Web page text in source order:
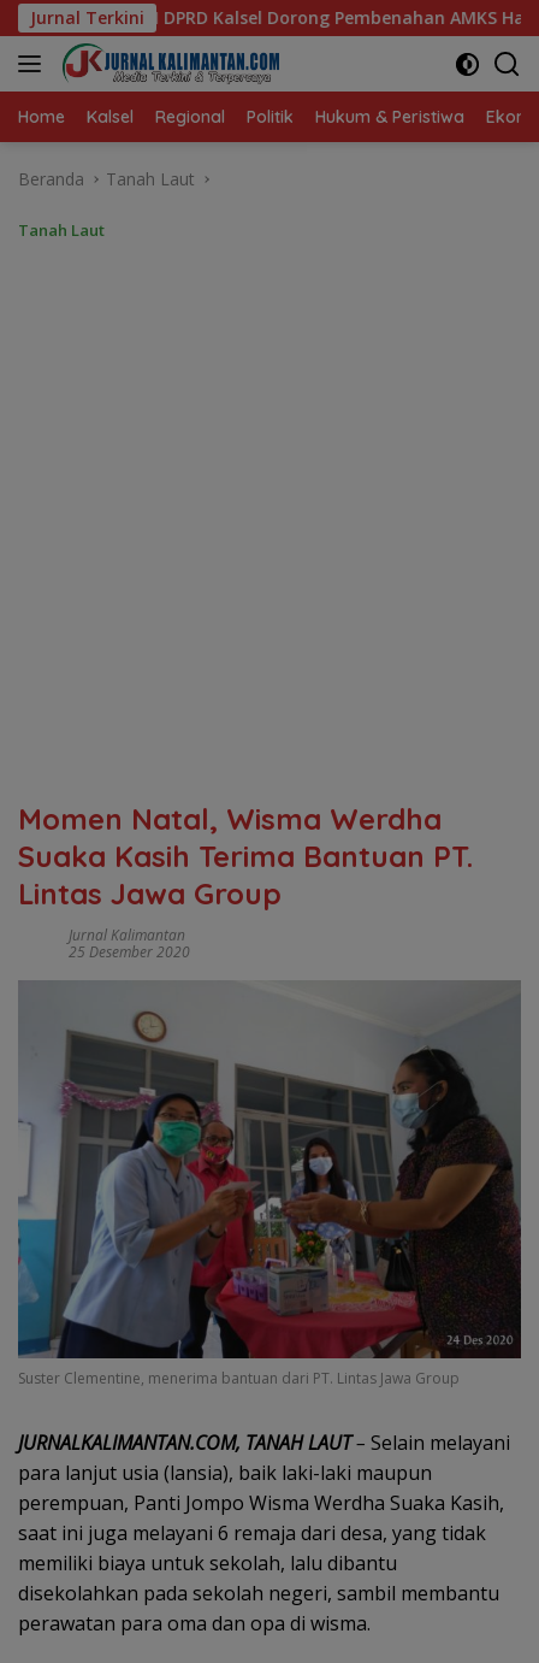
Langsung
ke
konten
Jurnal Terkini
Pembenahan AMKS Hasanuddin Ketua TP PKK
Home Kalsel Regional Politik Hukum & Peristiwa
Beranda Tanah Laut
Tanah Laut
Momen Natal, Wisma Werdha
Suaka Kasih Terima Bantuan PT.
Lintas Jawa Group
Jurnal Kalimantan
25 Desember 2020
Suster Clementine, menerima bantuan dari PT. Lintas Jawa Group
JURNALKALIMANTAN.COM, TANAH LAUT– Selain melayani
para lanjut usia (lansia), baik laki-laki maupun
perempuan, Panti Jompo Wisma Werdha Suaka Kasih,
saat ini juga melayani 6 remaja dari desa, yang tidak
memiliki biaya untuk sekolah, lalu dibantu
disekolahkan pada sekolah negeri, sambil membantu
perawatan para oma dan opa di wisma.